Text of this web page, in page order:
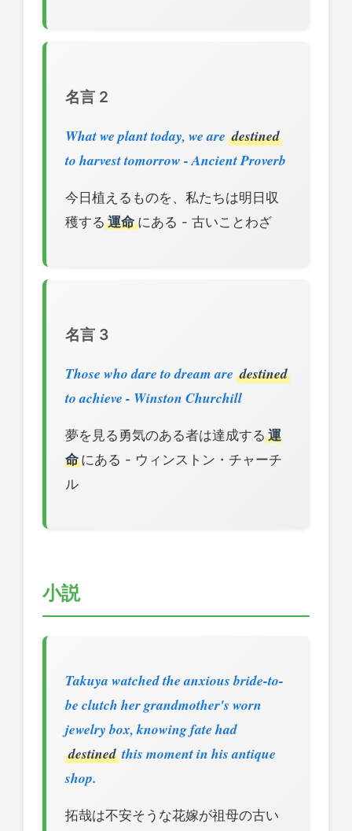
名言 2
What we plant today, we are destined
to harvest tomorrow - Ancient Proverb
今日植えるものを、私たちは明日収
穫する 運命にある - 古いことわざ
名言 3
Those who dare to dream are destined
to achieve - Winston Churchill
夢を見る勇気のある者は達成する 運
命 にある - ウィンストン・チャーチ
ル
小説
Takuya watched the anxious bride-to-
be clutch her grandmother's worn
jewelry box, knowing fate had
destined this moment in his antique
shop.
拓哉は不安そうな花嫁が祖母の古い